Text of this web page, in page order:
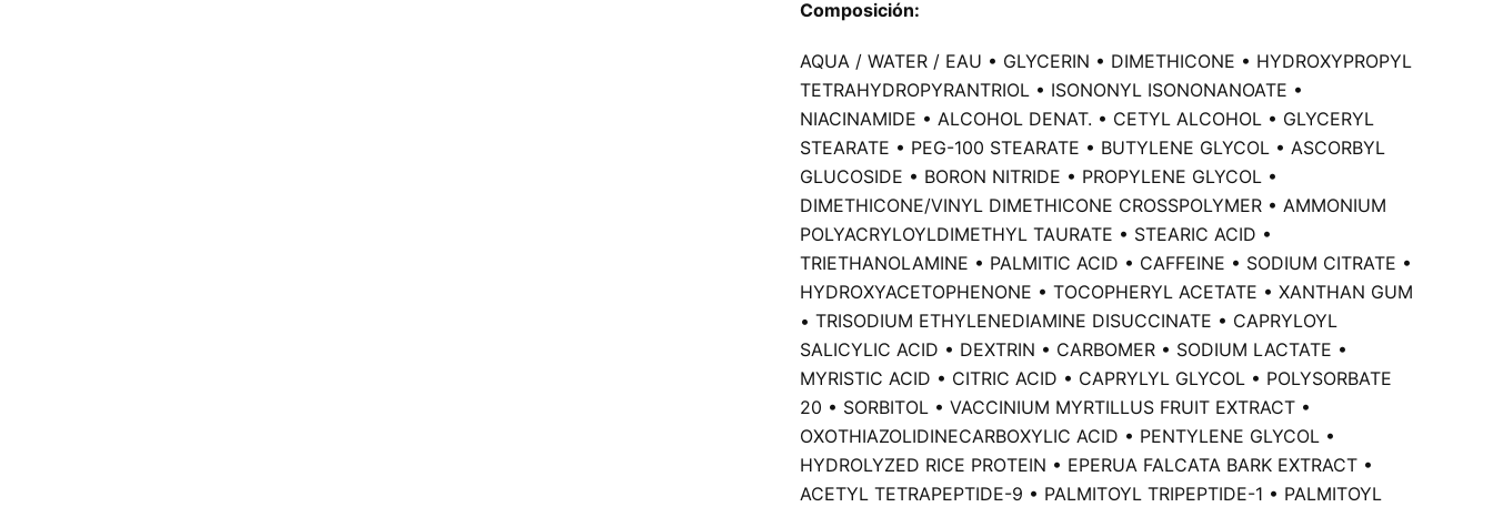
Composición:
AQUA / WATER / EAU • GLYCERIN • DIMETHICONE • HYDROXYPROPYL
TETRAHYDROPYRANTRIOL • ISONONYL ISONONANOATE •
NIACINAMIDE • ALCOHOL DENAT. • CETYL ALCOHOL • GLYCERYL
STEARATE • PEG-100 STEARATE • BUTYLENE GLYCOL • ASCORBYL
GLUCOSIDE • BORON NITRIDE • PROPYLENE GLYCOL •
DIMETHICONE/VINYL DIMETHICONE CROSSPOLYMER • AMMONIUM
POLYACRYLOYLDIMETHYL TAURATE • STEARIC ACID •
TRIETHANOLAMINE • PALMITIC ACID • CAFFEINE • SODIUM CITRATE •
HYDROXYACETOPHENONE • TOCOPHERYL ACETATE • XANTHAN GUM
• TRISODIUM ETHYLENEDIAMINE DISUCCINATE • CAPRYLOYL
SALICYLIC ACID • DEXTRIN • CARBOMER • SODIUM LACTATE •
MYRISTIC ACID • CITRIC ACID • CAPRYLYL GLYCOL • POLYSORBATE
20 • SORBITOL • VACCINIUM MYRTILLUS FRUIT EXTRACT •
OXOTHIAZOLIDINECARBOXYLIC ACID • PENTYLENE GLYCOL •
HYDROLYZED RICE PROTEIN • EPERUA FALCATA BARK EXTRACT •
ACETYL TETRAPEPTIDE-9 • PALMITOYL TRIPEPTIDE-1 • PALMITOYL